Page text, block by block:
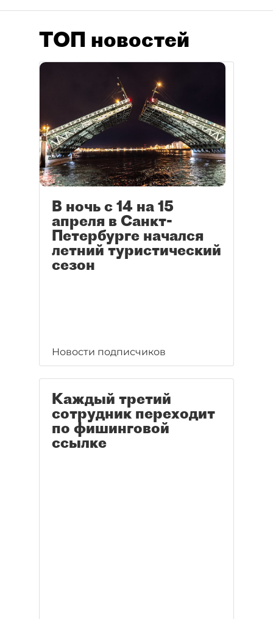
ТОП новостей
В ночь с 14 на 15
апреля в Санкт-
Петербурге начался
летний туристический
сезон
Новости подписчиков
Каждый третий
сотрудник переходит
по фишинговой
ссылке